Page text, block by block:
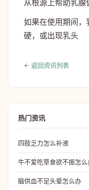
从根源上帮助乳腺
如果在使用期间
硬，或出现乳头
← 返回资讯列表
热门资讯
四肢乏力怎么补液
牛不爱吃草食欲不振怎么
脑供血不足头晕怎么办